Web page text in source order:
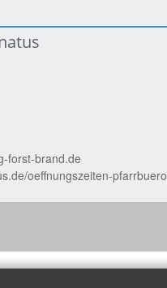
forst-brand.de
oeffnungszeiten-pfarrbuero